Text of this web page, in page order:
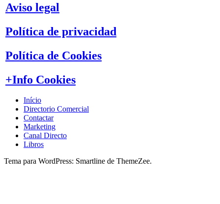
Aviso legal
Política de privacidad
Política de Cookies
+Info Cookies
Início
Directorio Comercial
Contactar
Marketing
Canal Directo
Libros
Tema para WordPress: Smartline de ThemeZee.